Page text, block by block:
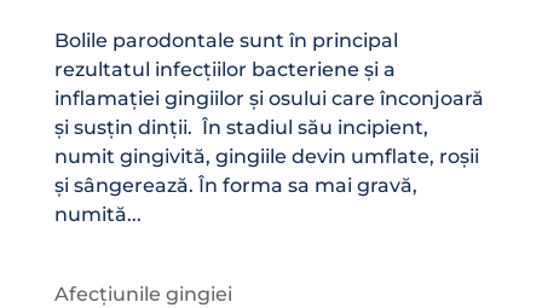
Bolile parodontale sunt în principal
rezultatul infecțiilor bacteriene și a
inflamației gingiilor și osului care înconjoară
și susțin dinții. În stadiul său incipient,
numit gingivită, gingiile devin umflate, roșii
și sângerează. În forma sa mai gravă,
numită...
Afecțiunile gingiei